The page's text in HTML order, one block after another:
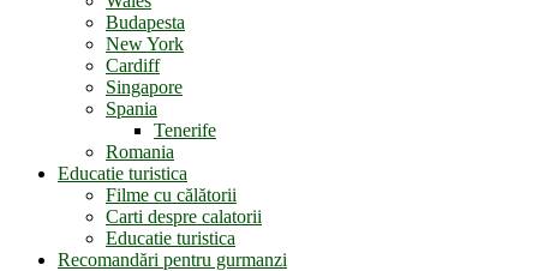
Budapesta
New York
Cardiff
Singapore
Spania
Tenerife
Romania
Educatie turistica
Filme cu călătorii
Carti despre calatorii
Educatie turistica
Recomandări pentru gurmanzi